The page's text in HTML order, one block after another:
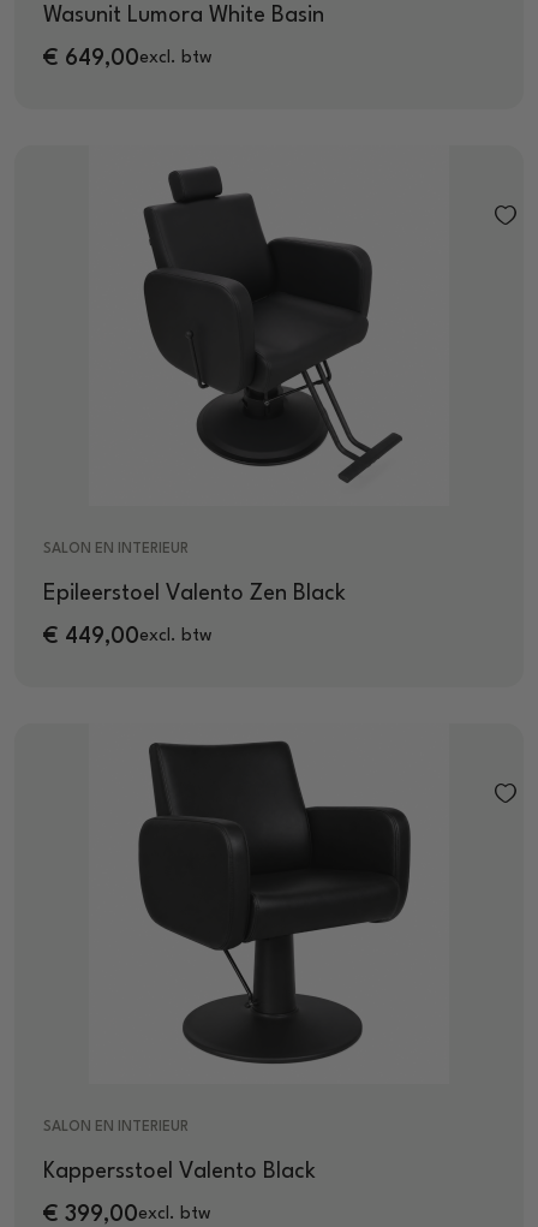
Wasunit Lumora White Basin
€ 649,00excl. btw
SALON EN INTERIEUR
Epileerstoel Valento Zen Black
€ 449,00excl. btw
SALON EN INTERIEUR
Kappersstoel Valento Black
€ 399,00excl. btw